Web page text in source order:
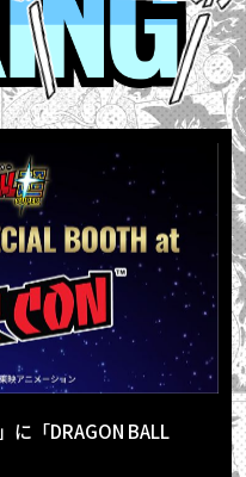
パーダイバーズ-レッ
』コミックス...
孫悟空」の...
クター紹介！第267回
超』の「グラノラ」！
評発売中!! 『ドラゴン
印＆各種ふろ...
に「DRAGON BALL